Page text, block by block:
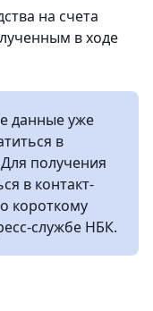
на счета
в ходе
данные уже
в
получения
в контакт-
короткому
службе НБК.